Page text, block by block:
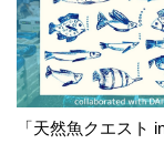
守る
「天然魚クエスト